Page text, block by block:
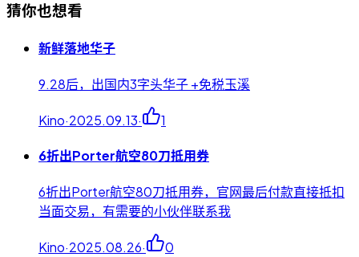
猜你也想看
新鲜落地华子
9.28后，出国内3字头华子 +免税玉溪
Kino·2025.09.13· 1
6折出Porter航空80刀抵用券
6折出Porter航空80刀抵用券，官网最后付款直接抵扣
当面交易，有需要的小伙伴联系我
Kino·2025.08.26· 0